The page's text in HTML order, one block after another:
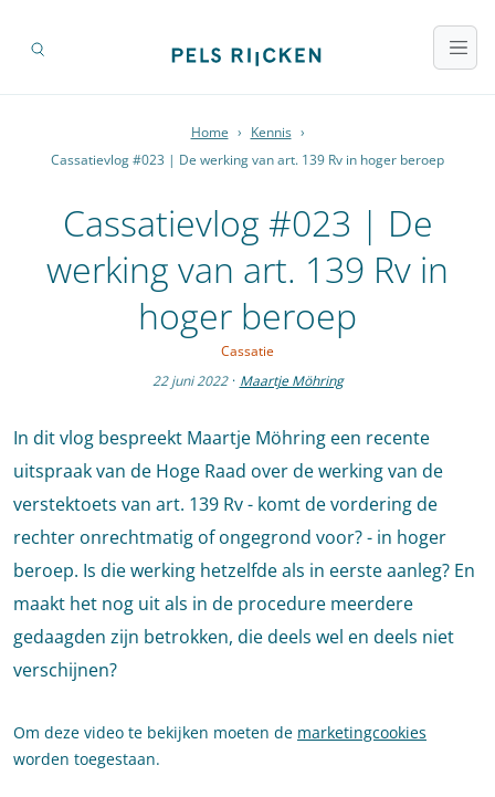
Home › Kennis ›
Cassatievlog #023 | De werking van art. 139 Rv in hoger beroep
Cassatievlog #023 | De
werking van art. 139 Rv in
hoger beroep
Cassatie
22 juni 2022 · Maartje Möhring
In dit vlog bespreekt Maartje Möhring een recente
uitspraak van de Hoge Raad over de werking van de
verstektoets van art. 139 Rv - komt de vordering de
rechter onrechtmatig of ongegrond voor? - in hoger
beroep. Is die werking hetzelfde als in eerste aanleg? En
maakt het nog uit als in de procedure meerdere
gedaagden zijn betrokken, die deels wel en deels niet
verschijnen?
Om deze video te bekijken moeten de marketingcookies
worden toegestaan.